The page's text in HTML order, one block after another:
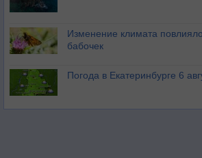
Изменение климата
бабочек
Погода в Екатеринбурге 6